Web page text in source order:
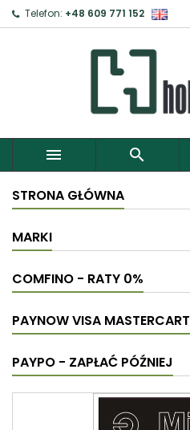
Telefon: +48 609 771 152
 
STRONA GŁÓWNA
MARKI
COMFINO - RATY 0%
PAYNOW VISA MASTERCART
PAYPO - ZAPŁAĆ PÓŹNIEJ